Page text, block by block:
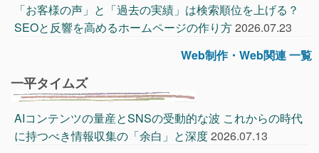
「お客様の声」と「過去の実績」は検索順位を上げる？
SEOと反響を高めるホームページの作り方2026.07.23
Web制作・Web関連 一覧
一平タイムズ
AIコンテンツの量産とSNSの受動的な波 これからの時代
に持つべき情報収集の「余白」と深度2026.07.13